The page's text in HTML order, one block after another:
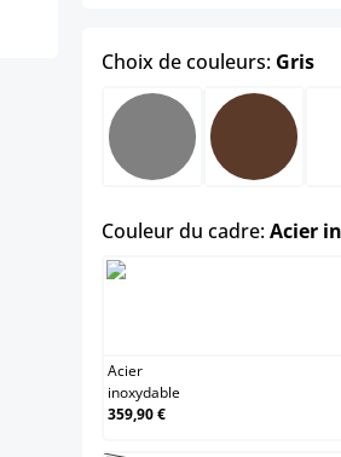
Choix de couleurs: Gris
Marron
Couleur du cadre:Acier
Acier
inoxydable
359,90 €